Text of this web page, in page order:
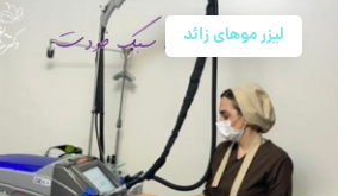
لیزر موهای زائد